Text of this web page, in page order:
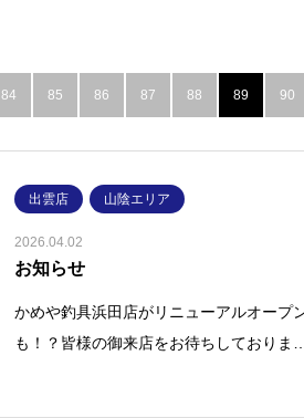
84 85 86 87 88 89 90
出雲店 山陰エリア
2026.04.02
お知らせ
かめや釣具浜田店がリニューアルオープ
も！？皆様の御来店をお待ちしておりま…